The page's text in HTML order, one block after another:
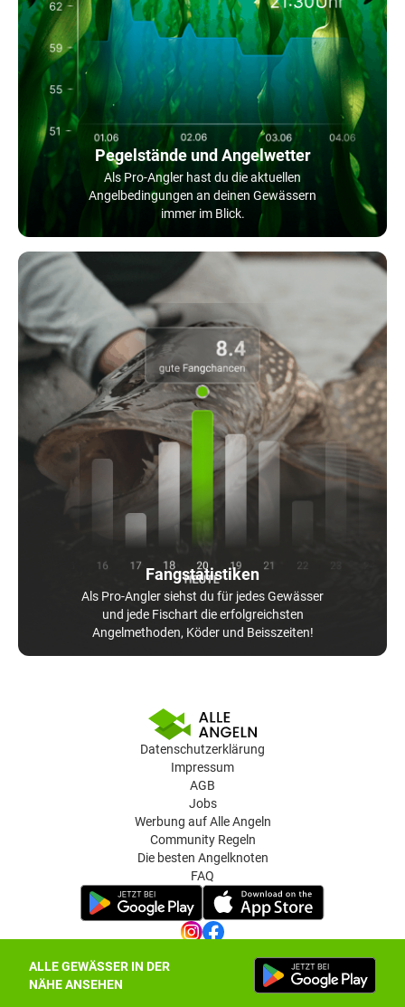
ALLE GEWÄSSER IN DER
NÄHE ANSEHEN
Pegelstände und Angelwetter
Als Pro-Angler hast du die aktuellen
Angelbedingungen an deinen Gewässern
immer im Blick.
Fangstatistiken
Als Pro-Angler siehst du für jedes Gewässer
und jede Fischart die erfolgreichsten
Angelmethoden, Köder und Beisszeiten!
Datenschutzerklärung
Impressum
AGB
Jobs
Werbung auf Alle Angeln
Community Regeln
Die besten Angelknoten
FAQ
Datenschutz-Einstellungen